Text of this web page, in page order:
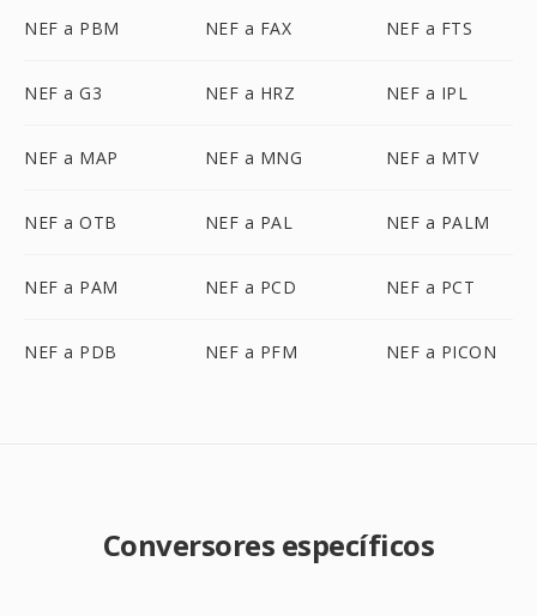
NEF a PBM NEF a FAX NEF a FTS
NEF a G3 NEF a HRZ NEF a IPL
NEF a MAP NEF a MNG NEF a MTV
NEF a OTB NEF a PAL NEF a PALM
NEF a PAM NEF a PCD NEF a PCT
NEF a PDB NEF a PFM NEF a PICON
Conversores específicos